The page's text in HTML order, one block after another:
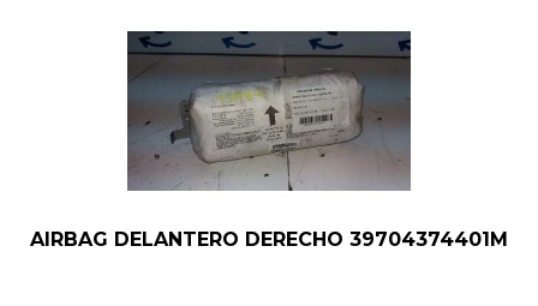
AIRBAG DELANTERO DERECHO 39704374401M